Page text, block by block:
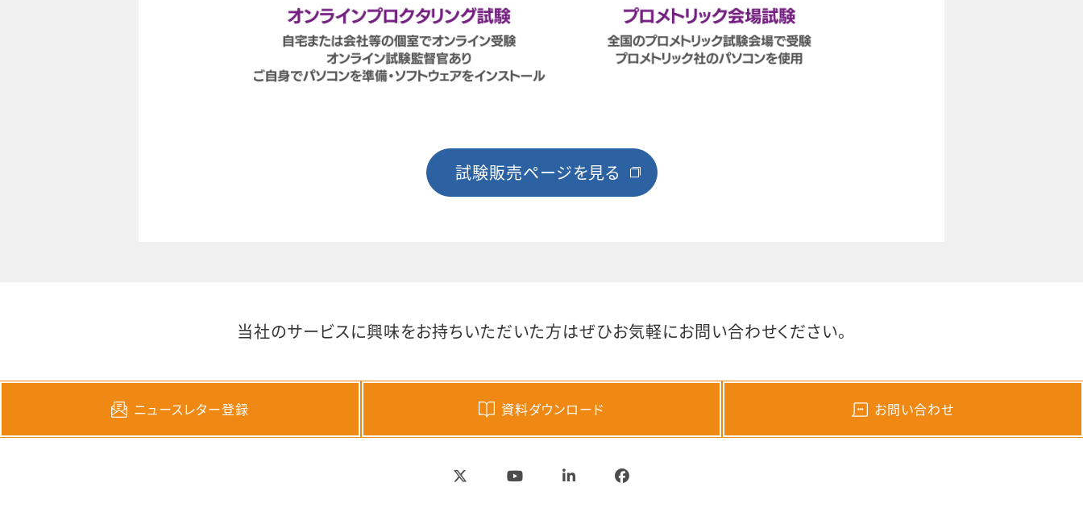
試験販売ページを見る
当社のサービスに興味をお持ちいただいた方はぜひお気軽にお問い合わせください。
ニュースレター登録 資料ダウンロード お問い合わせ